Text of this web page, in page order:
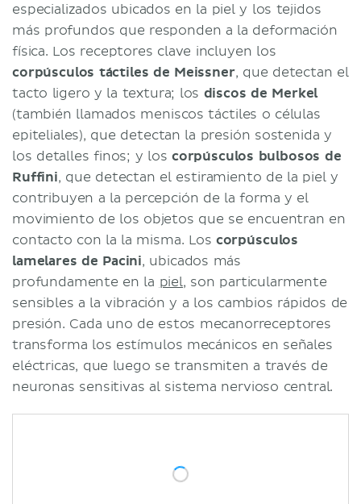
especializados ubicados en la piel y los tejidos
más profundos que responden a la deformación
física. Los receptores clave incluyen los
corpúsculos táctiles de Meissner, que detectan el
tacto ligero y la textura; los discos de Merkel
(también llamados meniscos táctiles o células
epiteliales), que detectan la presión sostenida y
los detalles finos; y los corpúsculos bulbosos de
Ruffini, que detectan el estiramiento de la piel y
contribuyen a la percepción de la forma y el
movimiento de los objetos que se encuentran en
contacto con la la misma. Los corpúsculos
lamelares de Pacini, ubicados más
profundamente en la piel, son particularmente
sensibles a la vibración y a los cambios rápidos de
presión. Cada uno de estos mecanorreceptores
transforma los estímulos mecánicos en señales
eléctricas, que luego se transmiten a través de
neuronas sensitivas al sistema nervioso central.